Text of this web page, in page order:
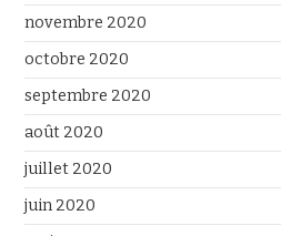
novembre 2020
octobre 2020
septembre 2020
août 2020
juillet 2020
juin 2020